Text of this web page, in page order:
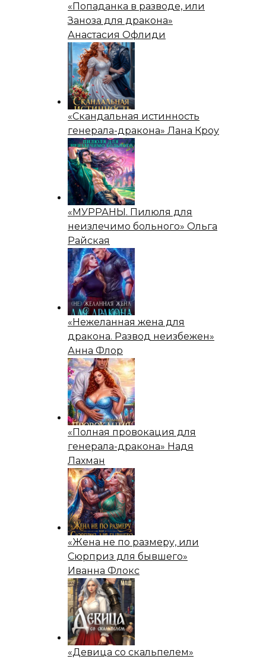
«Попаданка в разводе, или
Заноза для дракона»
Анастасия Офлиди
«Скандальная истинность
генерала-дракона» Лана Кроу
«МУРРАНЫ. Пилюля для
неизлечимо больного» Ольга
Райская
«Нежеланная жена для
дракона. Развод неизбежен»
Анна Флор
«Полная провокация для
генерала-дракона» Надя
Лахман
«Жена не по размеру, или
Сюрприз для бывшего»
Иванна Флокс
«Девица со скальпелем»